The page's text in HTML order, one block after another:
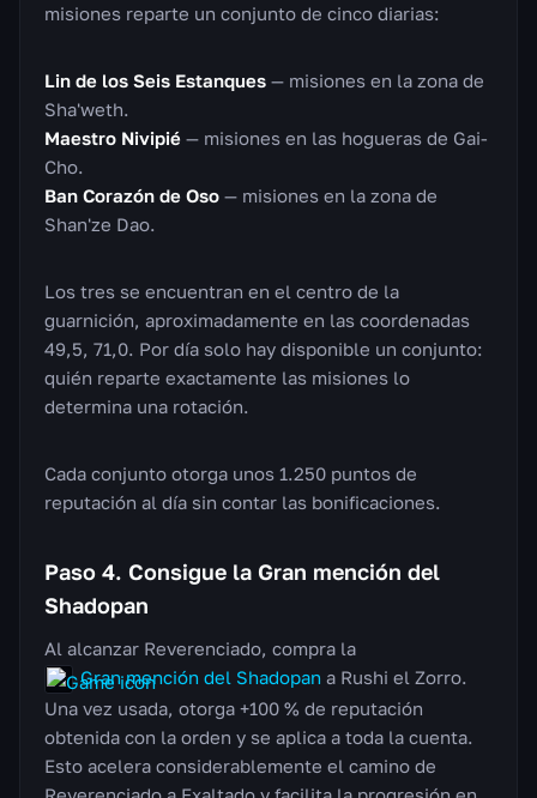
misiones reparte un conjunto de cinco diarias:
Lin de los Seis Estanques — misiones en la zona de
Sha'weth.
Maestro Nivipié — misiones en las hogueras de Gai-
Cho.
Ban Corazón de Oso — misiones en la zona de
Shan'ze Dao.
Los tres se encuentran en el centro de la
guarnición, aproximadamente en las coordenadas
49,5, 71,0. Por día solo hay disponible un conjunto:
quién reparte exactamente las misiones lo
determina una rotación.
Cada conjunto otorga unos 1.250 puntos de
reputación al día sin contar las bonificaciones.
Paso 4. Consigue la Gran mención del
Shadopan
Al alcanzar Reverenciado, compra la
Gran mención del Shadopan a Rushi el Zorro.
Una vez usada, otorga +100 % de reputación
obtenida con la orden y se aplica a toda la cuenta.
Esto acelera considerablemente el camino de